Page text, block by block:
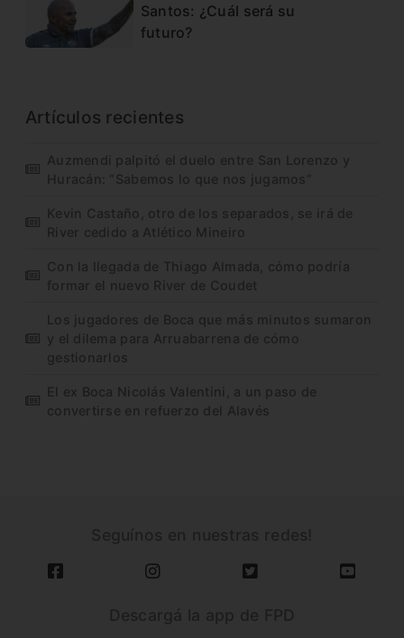
Santos: ¿Cuál será su
futuro?
Artículos recientes
Auzmendi palpitó el duelo entre San Lorenzo y
Huracán: “Sabemos lo que nos jugamos”
Kevin Castaño, otro de los separados, se irá de
River cedido a Atlético Mineiro
Con la llegada de Thiago Almada, cómo podría
formar el nuevo River de Coudet
Los jugadores de Boca que más minutos sumaron
y el dilema para Arruabarrena de cómo
gestionarlos
El ex Boca Nicolás Valentini, a un paso de
convertirse en refuerzo del Alavés